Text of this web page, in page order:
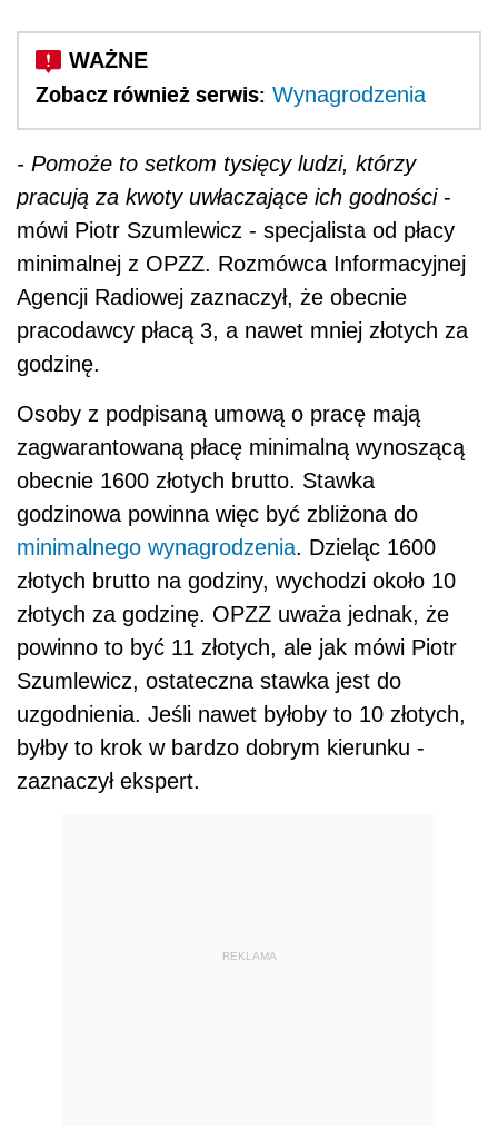
Zobacz również serwis: Wynagrodzenia
- Pomoże to setkom tysięcy ludzi, którzy
pracują za kwoty uwłaczające ich godności-
mówi Piotr Szumlewicz - specjalista od płacy
minimalnej z OPZZ. Rozmówca Informacyjnej
Agencji Radiowej zaznaczył, że obecnie
pracodawcy płacą 3, a nawet mniej złotych za
godzinę.
Osoby z podpisaną umową o pracę mają
zagwarantowaną płacę minimalną wynoszącą
obecnie 1600 złotych brutto. Stawka
godzinowa powinna więc być zbliżona do
minimalnego wynagrodzenia. Dzieląc 1600
złotych brutto na godziny, wychodzi około 10
złotych za godzinę. OPZZ uważa jednak, że
powinno to być 11 złotych, ale jak mówi Piotr
Szumlewicz, ostateczna stawka jest do
uzgodnienia. Jeśli nawet byłoby to 10 złotych,
byłby to krok w bardzo dobrym kierunku -
zaznaczył ekspert.
REKLAMA